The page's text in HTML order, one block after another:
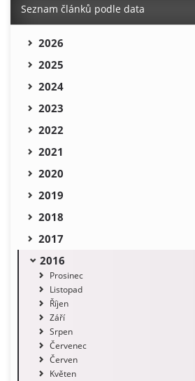
Seznam článků podle data
2026
2025
2024
2023
2022
2021
2020
2019
2018
2017
2016
Prosinec
Listopad
Říjen
Září
Srpen
Červenec
Červen
Květen